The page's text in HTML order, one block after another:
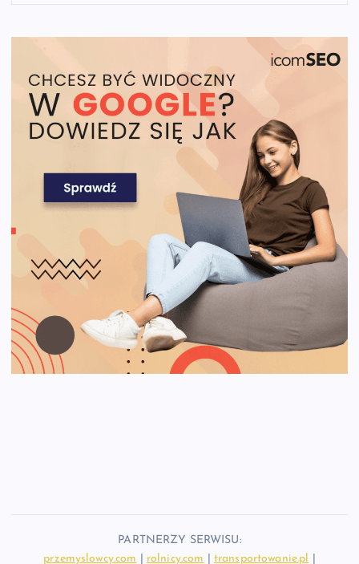
PARTNERZY SERWISU:
przemyslowcy.com
rolnicy.com transportowanie.pl